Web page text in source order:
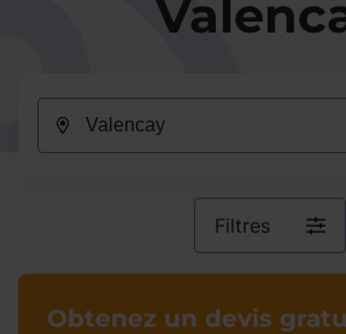
Filtres
Obtenez un devis